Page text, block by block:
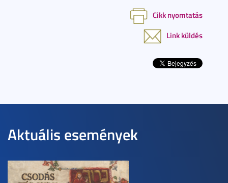
Cikk nyomtatás
Link küldés
Aktuális események